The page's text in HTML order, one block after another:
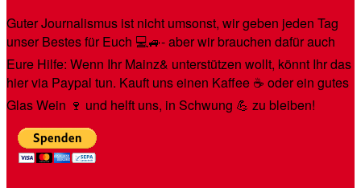
Guter Journalismus ist nicht umsonst, wir geben jeden Tag
unser Bestes für Euch 💻🚙- aber wir brauchen dafür auch
Eure Hilfe: Wenn Ihr Mainz& unterstützen wollt, könnt Ihr das
hier via Paypal tun. Kauft uns einen Kaffee ☕️ oder ein gutes
Glas Wein 🍷 und helft uns, in Schwung 💪 zu bleiben!